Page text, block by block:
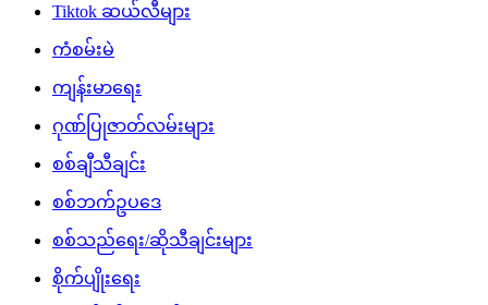
Tiktok ဆယ်လီများ
ကံစမ်းမဲ
ကျန်းမာရေး
ဂုဏ်ပြုဇာတ်လမ်းများ
စစ်ချီသီချင်း
စစ်ဘက်ဥပဒေ
စစ်သည်ရေး/ဆိုသီချင်းများ
စိုက်ပျိုးရေး